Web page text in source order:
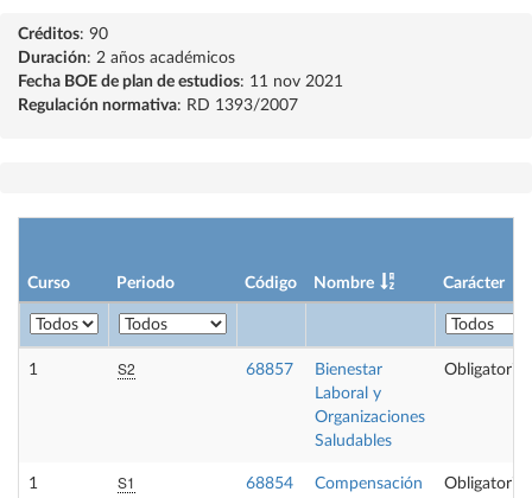
Créditos: 90
Duración: 2 años académicos
Fecha BOE de plan de estudios: 11 nov 2021
Regulación normativa: RD 1393/2007
Curso Periodo Código Nombre Carácter
1 S2 68857
Bienestar
Laboral y
Organizaciones
Saludables
Obligatoria
1 S1 68854
Compensación
Obligatoria